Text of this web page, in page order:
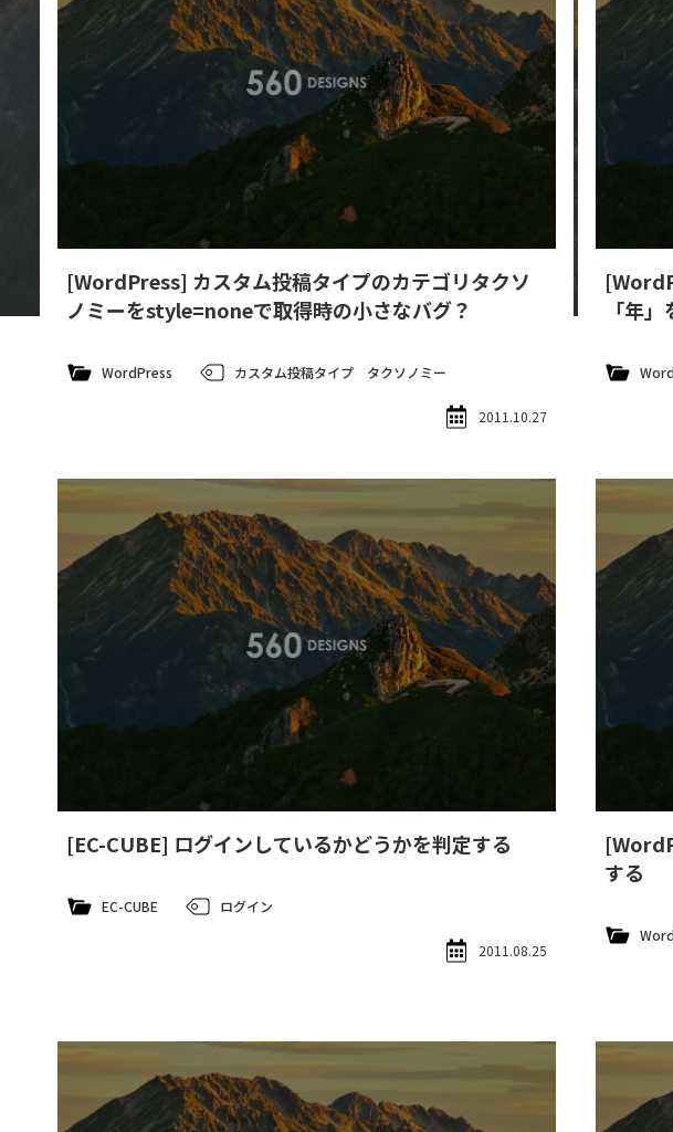
[WordPress] カスタム投稿タイプのカテゴリタクソ
ノミーをstyle=noneで取得時の小さなバグ？
WordPress カスタム投稿タイプ タクソノミー
2011.10.27
「年
[EC-CUBE] ログインしているかどうかを判定する
EC-CUBE ログイン
2011.08.25
する